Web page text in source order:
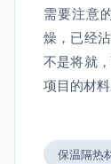
需要注意
燥，已经
不是将就
项目的材
保温隔热